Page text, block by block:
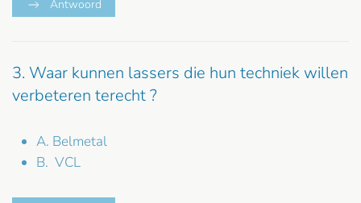
Antwoord
3. Waar kunnen lassers die hun techniek willen
verbeteren terecht ?
A. Belmetal
B. VCL